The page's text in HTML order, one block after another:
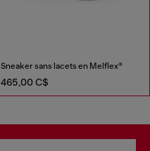
Sneaker sans lacets en Melflex®
465,00 C$